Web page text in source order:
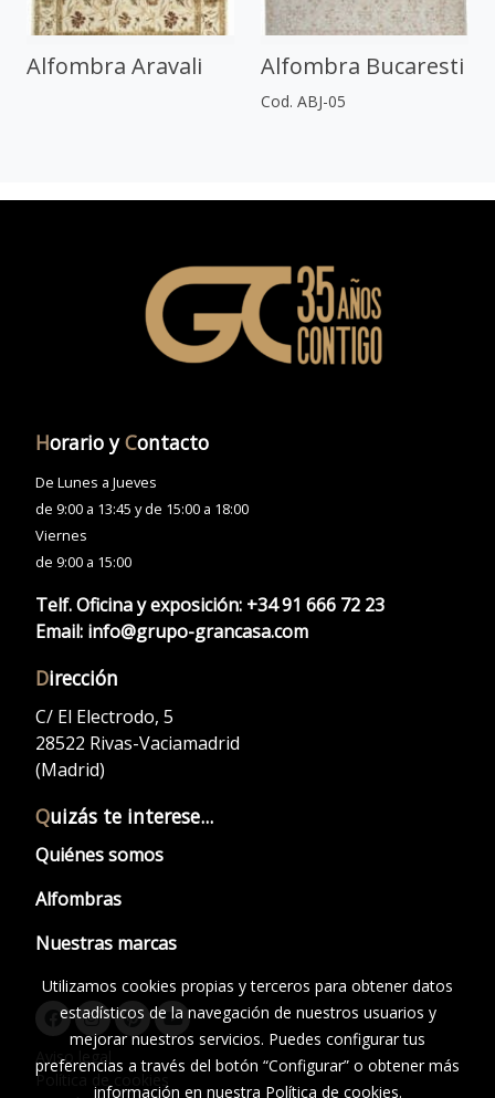
Alfombra Aravali Alfombra Bucaresti
Cod. ABJ-05
Horario yContacto
De Lunes a Jueves
de 9:00 a 13:45 y de 15:00 a 18:00
Viernes
de 9:00 a 15:00
Telf. Oficina y exposición: +34 91 666 72 23
Email: info@grupo-grancasa.com
Dirección
C/ El Electrodo, 5
28522 Rivas-Vaciamadrid
(Madrid)
Quizás te interese...
Quiénes somos
Alfombras
Nuestras marcas
Aviso legal
Política de cookies
Utilizamos cookies propias y terceros para obtener datos
estadísticos de la navegación de nuestros usuarios y
mejorar nuestros servicios. Puedes configurar tus
preferencias a través del botón “Configurar” o obtener más
información en nuestra Política de cookies.